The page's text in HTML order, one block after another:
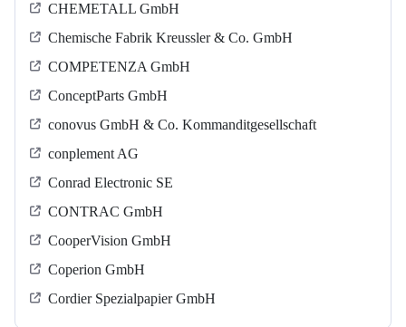
CHEMETALL GmbH
Chemische Fabrik Kreussler & Co. GmbH
COMPETENZA GmbH
ConceptParts GmbH
conovus GmbH & Co. Kommanditgesellschaft
conplement AG
Conrad Electronic SE
CONTRAC GmbH
CooperVision GmbH
Coperion GmbH
Cordier Spezialpapier GmbH